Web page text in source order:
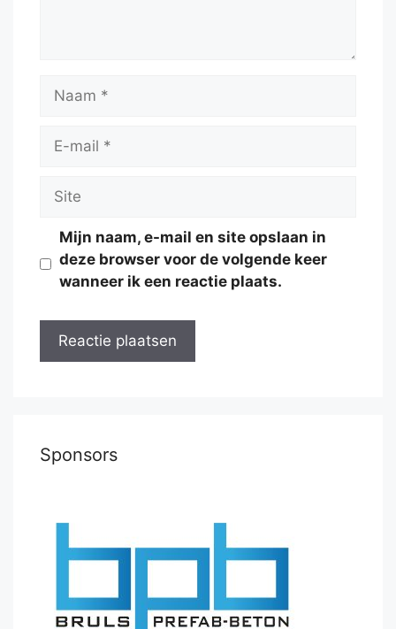
Naam
Site
Mijn naam, e-mail en site opslaan in
deze browser voor de volgende keer
wanneer ik een reactie plaats.
Sponsors